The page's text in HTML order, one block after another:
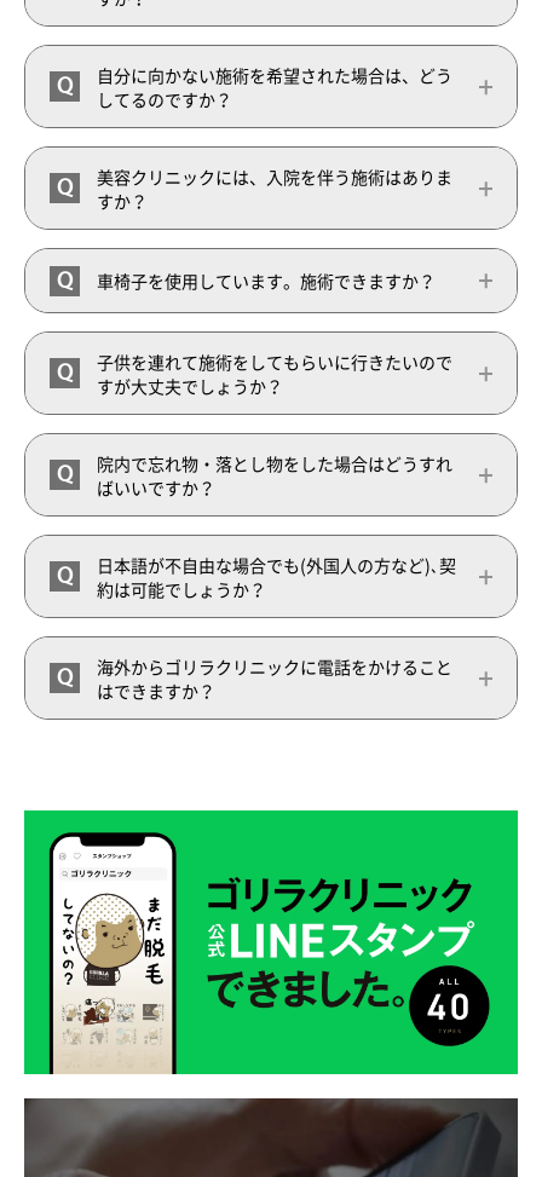
Q
自分に向かない施術を希望された場合は、どう
してるのですか？
Q
美容クリニックには、入院を伴う施術はありま
すか？
Q 車椅子を使用しています。施術できますか？
Q
子供を連れて施術をしてもらいに行きたいので
すが大丈夫でしょうか？
Q
院内で忘れ物・落とし物をした場合はどうすれ
ばいいですか？
Q
日本語が不自由な場合でも(外国人の方など)､契
約は可能でしょうか？
Q
海外からゴリラクリニックに電話をかけること
はできますか？